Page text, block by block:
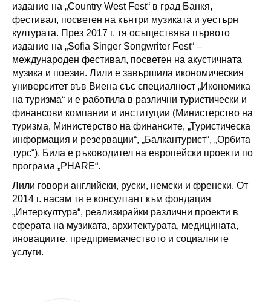
издание на „Country West Fest“ в град Банкя,
фестивал, посветен на кънтри музиката и уестърн
културата. През 2017 г. тя осъществява първото
издание на „Sofia Singer Songwriter Fest“ –
международен фестивал, посветен на акустичната
музика и поезия. Лили е завършила икономическия
университет във Виена със специалност „Икономика
на туризма“ и е работила в различни туристически и
финансови компании и институции (Министерство на
туризма, Министерство на финансите, „Туристическа
информация и резервации“, „Балкантурист“, „Орбита
турс“). Била е ръководител на европейски проекти по
програма „PHARE“.
Лили говори английски, руски, немски и френски. От
2014 г. насам тя е консултант към фондация
„Интеркултура“, реализирайки различни проекти в
сферата на музиката, архитектурата, медицината,
иновациите, предприемачеството и социалните
услуги.